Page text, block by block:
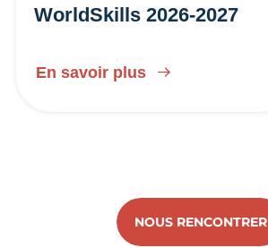
WorldSkills 2026-2027
En savoir plus
NOUS RENCONTRER